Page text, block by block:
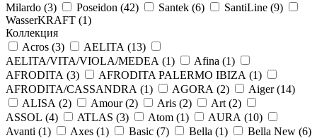
Milardo (3) Poseidon (42) Santek (6) SantiLine (9)
WasserKRAFT (1)
Коллекция
Acros (3) AELITA (13)
AELITA/VITA/VIOLA/MEDEA (1) Afina (1)
AFRODITA (3) AFRODITA PALERMO IBIZA (1)
AFRODITA/CASSANDRA (1) AGORA (2) Aiger (14)
ALISA (2) Amour (2) Aris (2) Art (2)
ASSOL (4) ATLAS (3) Atom (1) AURA (10)
Avanti (1) Axes (1) Basic (7) Bella (1) Bella New (6)